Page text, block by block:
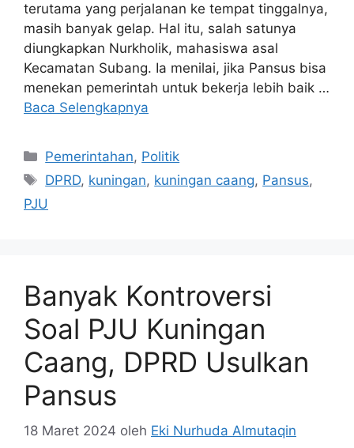
terutama yang perjalanan ke tempat tinggalnya,
masih banyak gelap. Hal itu, salah satunya
diungkapkan Nurkholik, mahasiswa asal
Kecamatan Subang. Ia menilai, jika Pansus bisa
menekan pemerintah untuk bekerja lebih baik …
Baca Selengkapnya
Kategori
Pemerintahan, Politik
Tag
DPRD, kuningan, kuningan caang, Pansus,
PJU
Banyak Kontroversi
Soal PJU Kuningan
Caang, DPRD Usulkan
Pansus
18 Maret 2024 oleh Eki Nurhuda Almutaqin